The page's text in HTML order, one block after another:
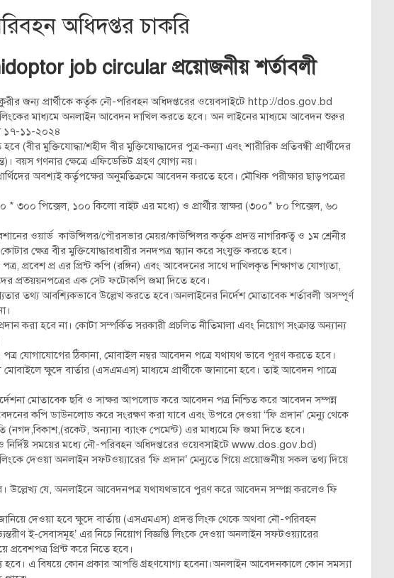
অধিদপ্তর চাকরি
job circular প্রয়োজনীয় শর্তাবলী
জন্য প্রার্থীকে কর্তৃক নৌ-পরিবহন অধিদপ্তরের ওয়েবসাইটে http://dos.gov.bd
লিংকের মাধ্যমে অনলাইন আবেদন দাখিল করতে হবে। অন লাইনের মাধ্যমে আবেদন শুরুর
১৭-১১-২০২৪
(বীর মুক্তিযোদ্ধা/শহীদ বীর মুক্তিযোদ্ধাদের পুত্র-কন্যা এবং শারীরিক প্রতিবন্ধী প্রার্থীদের
বয়স গণনার ক্ষেত্রে এফিডেভিট গ্রহণ যোগ্য নয়।
অবশ্যই কর্তৃপক্ষের অনুমতিক্রমে আবেদন করতে হবে। মৌখিক পরীক্ষার ছাড়পত্রের
* ৩০০ পিক্সেল, ১০০ কিলো বাইট এর মধ্যে) ও প্রার্থীর স্বাক্ষর (৩০০* ৮০ পিক্সেল, ৬০
ওয়ার্ড কাউন্সিলর/পৌরসভার মেয়র/কাউন্সিলর কর্তৃক প্রদত্ত নাগরিকত্ব ও ১ম শ্রেনীর
ক্ষেত্র বীর মুক্তিযোদ্ধারধারীর সনদপত্র স্ক্যান করে সংযুক্ত করতে হবে।
প্রবেশ প্র এর প্রিন্ট কপি (রঙ্গিন) এবং আবেদনের সাথে দাখিলকৃত শিক্ষাগত যোগ্যতা,
প্রত্য়য়নপত্রের এক সেট ফটোকপি জমা দিতে হবে।
তথ্য আবশ্যিকভাবে উল্লেখ করতে হবে।অনলাইনের নির্দেশ মোতাবেক শর্তাবলী অসম্পূর্ণ
করা হবে না। কোটা সম্পর্কিত সরকারী প্রচলিত নীতিমালা এবং নিয়োগ সংক্রান্ত অন্যান্য
যোগাযোগের ঠিকানা, মোবাইল নম্বর আবেদন পত্রে যথাযথ ভাবে পূরণ করতে হবে।
ক্ষুদে বার্তার (এসএমএস) মাধ্যমে প্রার্থীকে জানানো হবে। তাই আবেদন পাত্রে
মোতাবেক ছবি ও সাক্ষর আপলোড করে আবেদন পত্র নিশ্চিত করে আবেদন সম্পন্ন
কপি ডাউনলোড করে সংরক্ষণ করা যাবে এবং উপরে দেওয়া “ফি প্রদান’ মেন্যু থেকে
অন্যান্য ব্যাংক পেমেন্ট) এর মাধ্যমে ফি জমা দিতে হবে।
সময়ের মধ্যে নৌ-পরিবহন অধিদপ্তরের ওয়েবসাইটে www.dos.gov.bd)
লিংকে দেওয়া অনলাইন সফটওয়্যারের ‘ফি প্রদান’ মেন্যুতে গিয়ে প্রয়োজনীয় সকল তথ্য দিয়ে
উল্লেখ্য যে, অনলাইনে আবেদনপত্র যথাযথভাবে পুরণ করে আবেদন সম্পন্ন করলেও ফি
দেওয়া হবে ক্ষুদে বার্তায় (এসএমএস) প্রদত্ত লিংক থেকে অথবা নৌ-পরিবহন
ই-সেবাসমূহ’ এর নিচে নিয়োগ বিজ্ঞপ্তি লিংকে দেওয়া অনলাইন সফটওয়্যারের
প্রবেশপত্র প্রিন্ট করে নিতে হবে।
হবে। এ বিষয়ে কোন প্রকার আপত্তি গ্রহণযোগ্য হবেনা।অনলাইন আবেদনকালে কোন সমস্যা